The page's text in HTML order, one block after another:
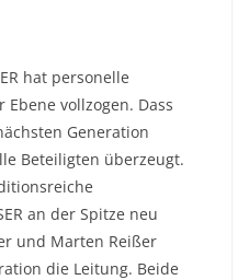
hat personelle
vollzogen. Dass
Generation
Beteiligten überzeugt.
an der Spitze neu
und Marten Reißer
die Leitung. Beide